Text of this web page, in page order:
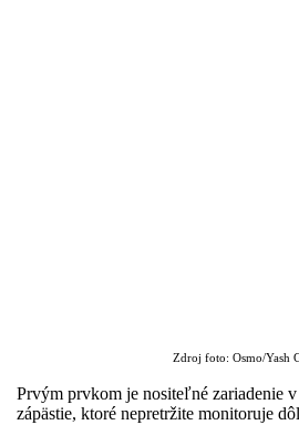
Zdroj foto: Osmo/Yash
Prvým prvkom je nositeľné zariadenie
zápästie, ktoré nepretržite monitoruje